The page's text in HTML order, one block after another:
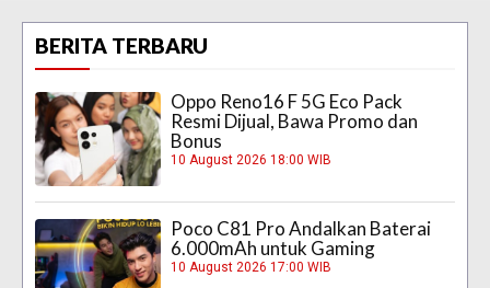
BERITA TERBARU
Oppo Reno16 F 5G Eco Pack
Resmi Dijual, Bawa Promo dan
Bonus
10 August 2026 18:00 WIB
Poco C81 Pro Andalkan Baterai
6.000mAh untuk Gaming
10 August 2026 17:00 WIB